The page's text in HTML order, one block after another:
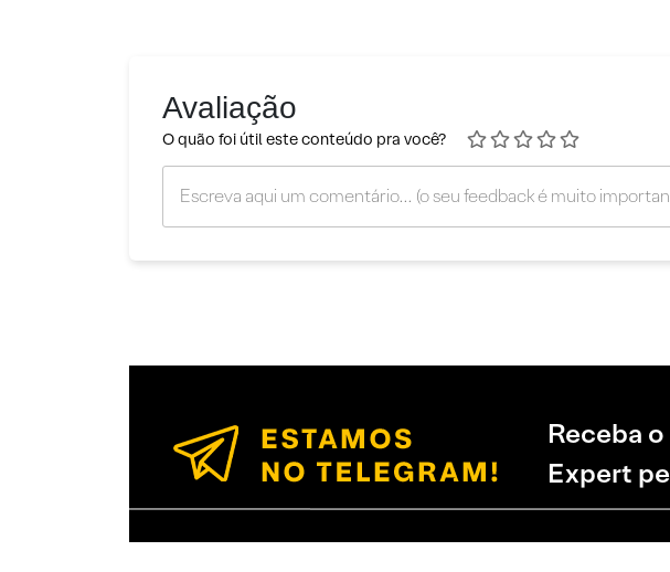
Avaliação
O quão foi útil este conteúdo pra você?
Receba
Expert